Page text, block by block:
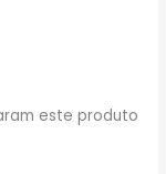
este produto